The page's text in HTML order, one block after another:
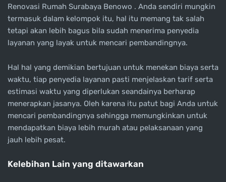
Renovasi Rumah Surabaya Benowo . Anda sendiri mungkin
termasuk dalam kelompok itu, hal itu memang tak salah
tetapi akan lebih bagus bila sudah menerima penyedia
layanan yang layak untuk mencari pembandingnya.
Hal hal yang demikian bertujuan untuk menekan biaya serta
waktu, tiap penyedia layanan pasti menjelaskan tarif serta
estimasi waktu yang diperlukan seandainya berharap
menerapkan jasanya. Oleh karena itu patut bagi Anda untuk
mencari pembandingnya sehingga memungkinkan untuk
mendapatkan biaya lebih murah atau pelaksanaan yang
jauh lebih pesat.
Kelebihan Lain yang ditawarkan